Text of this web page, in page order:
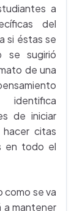
a
del
si éstas se
se sugirió
de una
de iniciar
citas
en todo el
como se va
a mantener